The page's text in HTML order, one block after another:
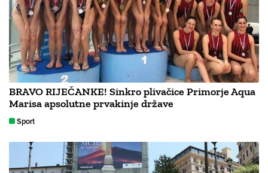
BRAVO RIJEČANKE! Sinkro plivačice Primorje Aqua
Marisa apsolutne prvakinje države
Sport